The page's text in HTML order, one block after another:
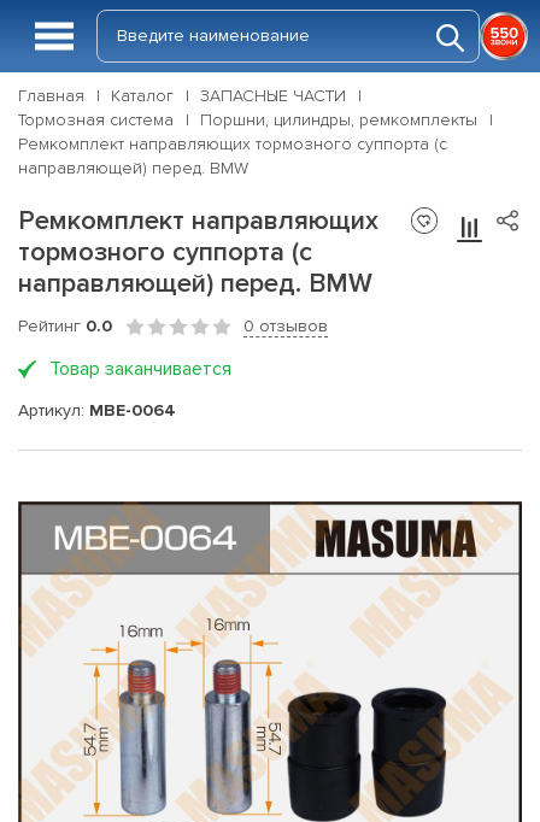
Главная Каталог
ЗАПАСНЫЕ ЧАСТИ
Тормозная система
Поршни, цилиндры, ремкомплекты
Ремкомплект направляющих тормозного суппорта (с
направляющей) перед. BMW
Ремкомплект направляющих
тормозного суппорта (с
направляющей) перед. BMW
Рейтинг 0.0 0 отзывов
Товар заканчивается
Артикул: MBE-0064